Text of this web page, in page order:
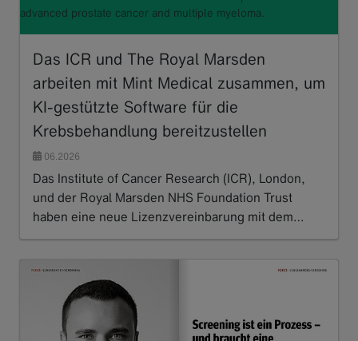
advanced prostate cancer and multiple myeloma.
Das ICR und The Royal Marsden
arbeiten mit Mint Medical zusammen, um
KI-gestützte Software für die
Krebsbehandlung bereitzustellen
06.2026
Das Institute of Cancer Research (ICR), London,
und der Royal Marsden NHS Foundation Trust
haben eine neue Lizenzvereinbarung mit dem…